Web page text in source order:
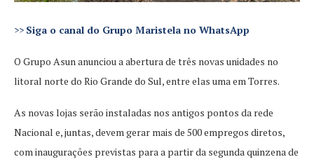
>> Siga o canal do Grupo Maristela no WhatsApp
O Grupo Asun anunciou a abertura de três novas unidades no
litoral norte do Rio Grande do Sul, entre elas uma em Torres.
As novas lojas serão instaladas nos antigos pontos da rede
Nacional e, juntas, devem gerar mais de 500 empregos diretos,
com inaugurações previstas para a partir da segunda quinzena de